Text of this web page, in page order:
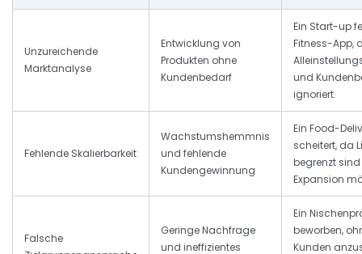
Unzureichende
Marktanalyse
Entwicklung von
Produkten ohne
Kundenbedarf
Ein Start-up
Fitness-App,
und
ignoriert.
Fehlende Skalierbarkeit
Wachstumshemmnis
und fehlende
Kundengewinnung
Ein Food-
scheitert, da
begrenzt
Expansion
Falsche
Geringe Nachfrage
und ineffizientes
Ein
beworben,
Kunden